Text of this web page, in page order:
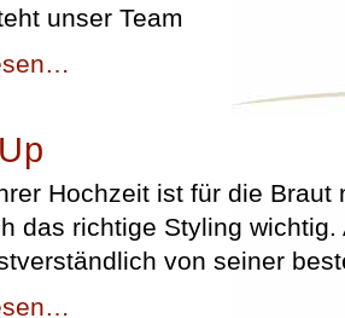
unser Team
Hochzeit ist für die Braut
das richtige Styling
von seiner